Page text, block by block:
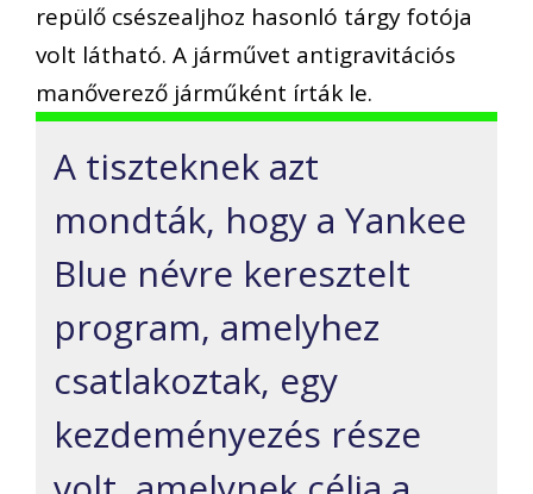
repülő csészealjhoz hasonló tárgy fotója
volt látható. A járművet antigravitációs
manőverező járműként írták le.
A tiszteknek azt
mondták, hogy a Yankee
Blue névre keresztelt
program, amelyhez
csatlakoztak, egy
kezdeményezés része